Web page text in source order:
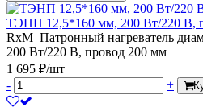
ТЭНП 12,5*160 мм, 200 Вт/220 В,
RxM_Патронный нагреватель
200 Вт/220 В, провод 200 мм
1 695 ₽/шт
-
+